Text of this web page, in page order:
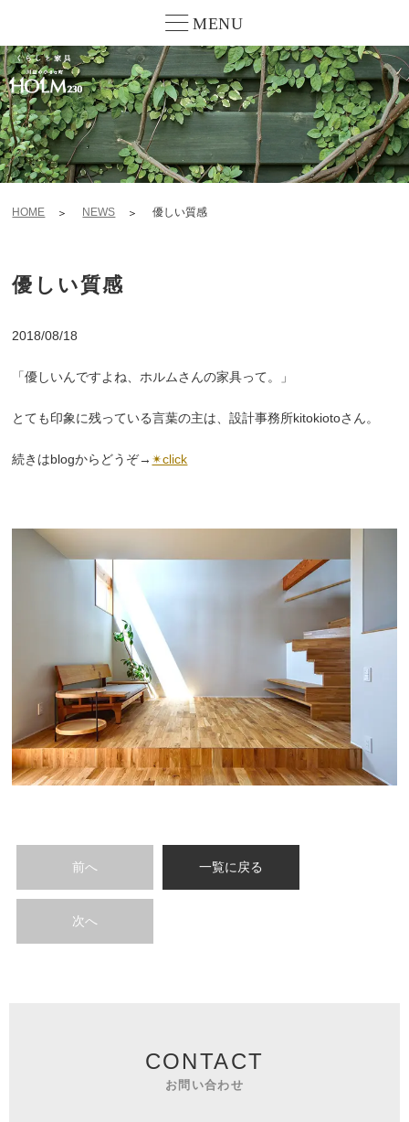
MENU
HOME NEWS 優しい質感
優しい質感
2018/08/18
「優しいんですよね、ホルムさんの家具って。」
とても印象に残っている言葉の主は、設計事務所kitokiotoさん。
続きはblogからどうぞ→ ✴click
前へ 一覧に戻る
次へ
CONTACT
お問い合わせ